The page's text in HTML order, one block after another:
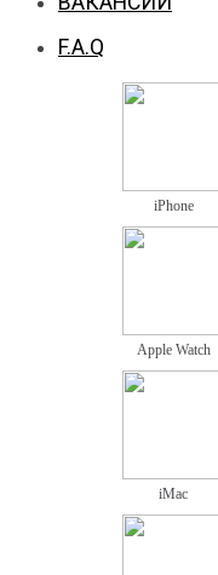
F.A.Q
iPhone
Apple Watch
iMac